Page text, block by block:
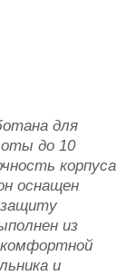
для
до 10
корпуса
оснащен
из
комфортной
и